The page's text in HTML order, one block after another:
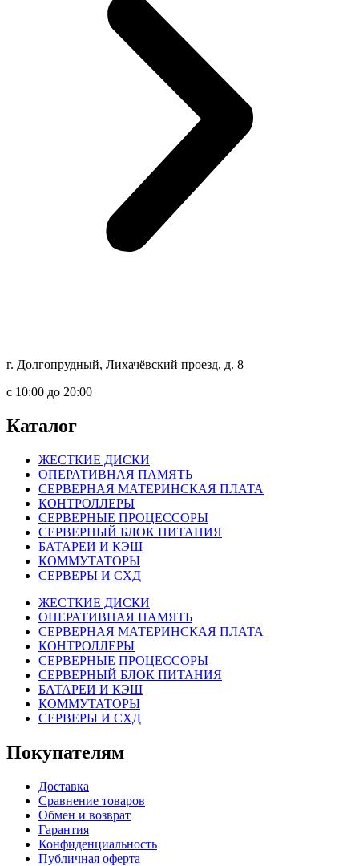
г. Долгопрудный, Лихачёвский проезд, д. 8
c 10:00 до 20:00
Каталог
ЖЕСТКИЕ ДИСКИ
ОПЕРАТИВНАЯ ПАМЯТЬ
СЕРВЕРНАЯ МАТЕРИНСКАЯ ПЛАТА
КОНТРОЛЛЕРЫ
СЕРВЕРНЫЕ ПРОЦЕССОРЫ
СЕРВЕРНЫЙ БЛОК ПИТАНИЯ
БАТАРЕИ И КЭШ
КОММУТАТОРЫ
СЕРВЕРЫ И СХД
ЖЕСТКИЕ ДИСКИ
ОПЕРАТИВНАЯ ПАМЯТЬ
СЕРВЕРНАЯ МАТЕРИНСКАЯ ПЛАТА
КОНТРОЛЛЕРЫ
СЕРВЕРНЫЕ ПРОЦЕССОРЫ
СЕРВЕРНЫЙ БЛОК ПИТАНИЯ
БАТАРЕИ И КЭШ
КОММУТАТОРЫ
СЕРВЕРЫ И СХД
Покупателям
Доставка
Сравнение товаров
Обмен и возврат
Гарантия
Конфиденциальность
Публичная оферта